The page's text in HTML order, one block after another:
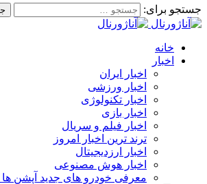
جستجو برای:
خانه
اخبار
اخبار ایران
اخبار ورزشی
اخبار تکنولوژی
اخبار بازی
اخبار فیلم و سریال
ترند ترین اخبار امروز
اخبار ارزدیجیتال
اخبار هوش مصنوعی
معرفی خودرو های جدید آپشن‌